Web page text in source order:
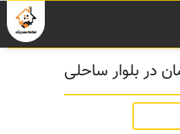
در بلوار ساحلی